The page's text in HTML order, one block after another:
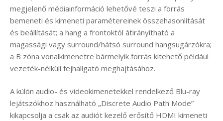
megjelenő médiainformáció lehetővé teszi a forrás
bemeneti és kimeneti paramétereinek összehasonlítását
és beállítását; a hang a frontoktól átirányítható a
magassági vagy surround/hátsó surround hangsugárzókra;
a B zóna vonalkimenetre bármelyik forrás kitehető például
vezeték-nélküli fejhallgató meghajtásához.
A külön audio- és videokimenetekkel rendelkező Blu-ray
lejátszókhoz használható „Discrete Audio Path Mode”
kikapcsolja a csak az audiót kezelő erősítő HDMI kimeneti